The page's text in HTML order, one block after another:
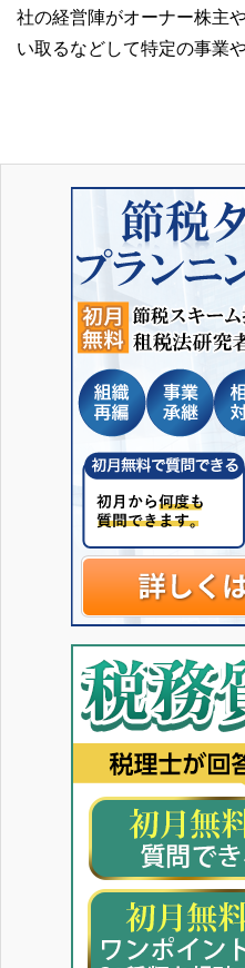
社の経営陣がオーナー株主
い取るなどして特定の事業